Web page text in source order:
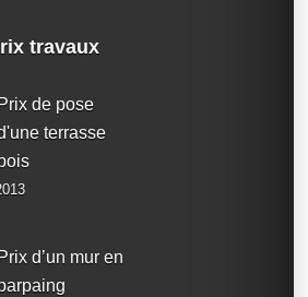
travaux
Prix de pose
terrasse
bois
Prix d’un mur en